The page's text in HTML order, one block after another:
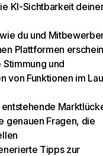
KI-Sichtbarkeit
du und
Plattformen
und
von Funktionen im
genauen Fragen, die
Tipps zur